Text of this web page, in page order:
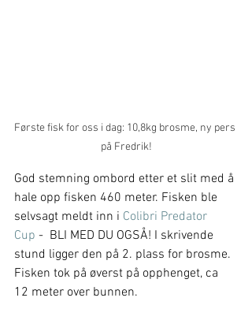
Første fisk for oss i dag: 10,8kg brosme, ny pers
på Fredrik!
God stemning ombord etter et slit med å
hale opp fisken 460 meter. Fisken ble
selvsagt meldt inn i Colibri Predator
Cup -  BLI MED DU OGSÅ! I skrivende
stund ligger den på 2. plass for brosme.
Fisken tok på øverst på opphenget, ca
12 meter over bunnen.